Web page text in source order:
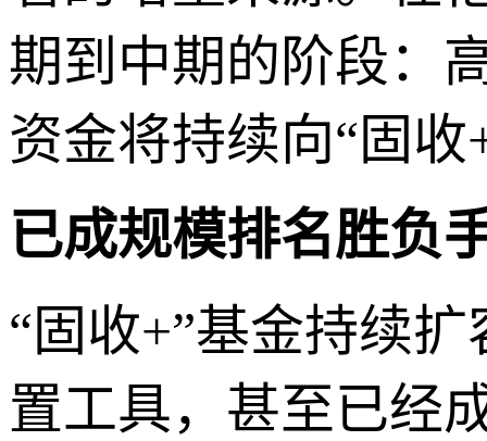
期到中期的阶段：
资金将持续向“固收
已成规模排名胜负
“固收+”基金持续
置工具，甚至已经